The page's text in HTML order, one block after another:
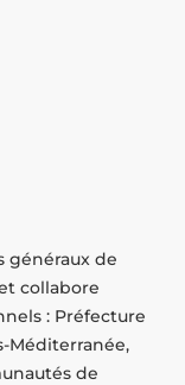
généraux de
collabore
: Préfecture
Méditerranée,
de